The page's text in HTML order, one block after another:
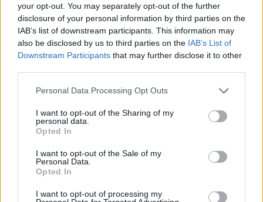
your opt-out. You may separately opt-out of the further
disclosure of your personal information by third parties on the
IAB’s list of downstream participants. This information may
also be disclosed by us to third parties on the IAB’s List of
Downstream Participants that may further disclose it to other
Personal Data Processing Opt Outs
I want to opt-out of the Sharing of my
personal data.
Opted In
I want to opt-out of the Sale of my
Personal Data.
Opted In
I want to opt-out of processing my
G
E
N
U
N
E
U
S
E
U
S E
N
N E
S
E
BUSCAR MÁS